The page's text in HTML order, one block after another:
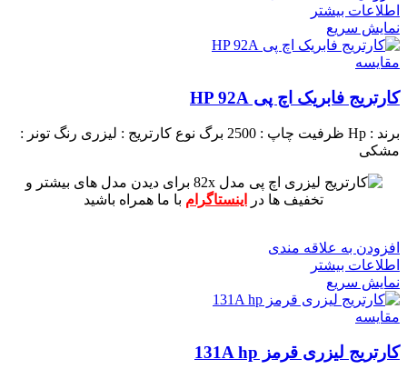
اطلاعات بیشتر
نمایش سریع
مقايسه
کارتریج فابریک اچ پی HP 92A
برند : Hp ظرفیت چاپ : 2500 برگ نوع کارتریج : لیزری رنگ تونر :
مشکی
برای دیدن مدل های بیشتر و
تخفیف ها در
اینستاگرام با ما همراه باشید
افزودن به علاقه مندی
اطلاعات بیشتر
نمایش سریع
مقايسه
کارتریج لیزری قرمز 131A hp